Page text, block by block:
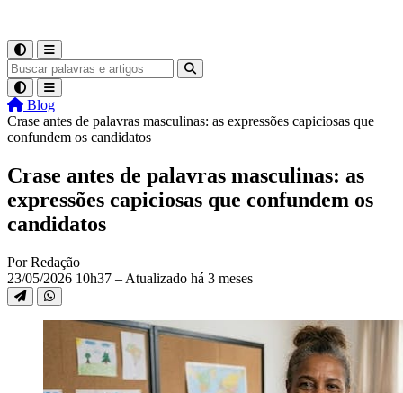
Blog
Crase antes de palavras masculinas: as expressões capiciosas que
confundem os candidatos
Crase antes de palavras masculinas: as
expressões capiciosas que confundem os
candidatos
Por Redação
23/05/2026 10h37 – Atualizado há 3 meses